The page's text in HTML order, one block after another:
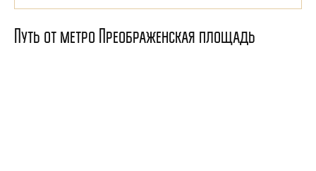
Путь от метро Преображенская площадь